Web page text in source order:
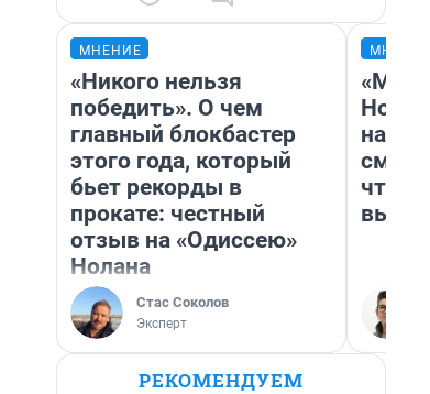
МНЕНИЕ
«Никого нельзя
победить». О чем
главный блокбастер
этого года, который
бьет рекорды в
прокате: честный
отзыв на «Одиссею»
Нолана
Стас Соколов
Эксперт
«Мы
РЕКОМЕНДУЕМ